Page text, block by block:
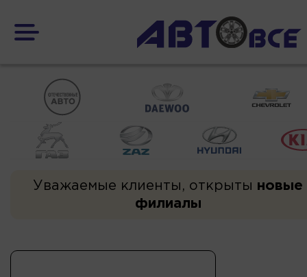
Уважаемые клиенты, открыты новые
филиалы